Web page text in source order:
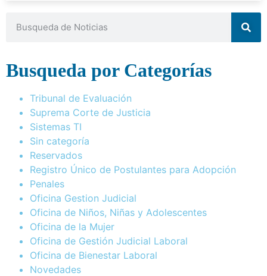
Busqueda por Categorías
Tribunal de Evaluación
Suprema Corte de Justicia
Sistemas TI
Sin categoría
Reservados
Registro Único de Postulantes para Adopción
Penales
Oficina Gestion Judicial
Oficina de Niños, Niñas y Adolescentes
Oficina de la Mujer
Oficina de Gestión Judicial Laboral
Oficina de Bienestar Laboral
Novedades